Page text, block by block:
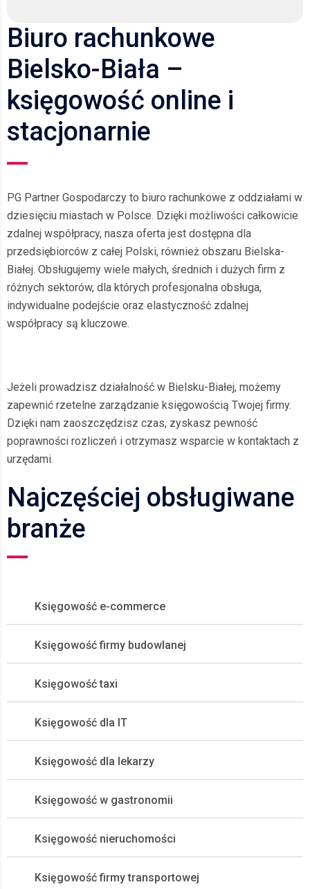
Biuro rachunkowe
Bielsko-Biała –
księgowość online i
stacjonarnie
PG Partner Gospodarczy to biuro rachunkowe z oddziałami w
dziesięciu miastach w Polsce. Dzięki możliwości całkowicie
zdalnej współpracy, nasza oferta jest dostępna dla
przedsiębiorców z całej Polski, również obszaru Bielska-
Białej. Obsługujemy wiele małych, średnich i dużych firm z
różnych sektorów, dla których profesjonalna obsługa,
indywidualne podejście oraz elastyczność zdalnej
współpracy są kluczowe.
Jeżeli prowadzisz działalność w Bielsku-Białej, możemy
zapewnić rzetelne zarządzanie księgowością Twojej firmy.
Dzięki nam zaoszczędzisz czas, zyskasz pewność
poprawności rozliczeń i otrzymasz wsparcie w kontaktach z
urzędami.
Najczęściej obsługiwane
branże
Księgowość e-commerce
Księgowość firmy budowlanej
Księgowość taxi
Księgowość dla IT
Księgowość dla lekarzy
Księgowość w gastronomii
Księgowość nieruchomości
Księgowość firmy transportowej